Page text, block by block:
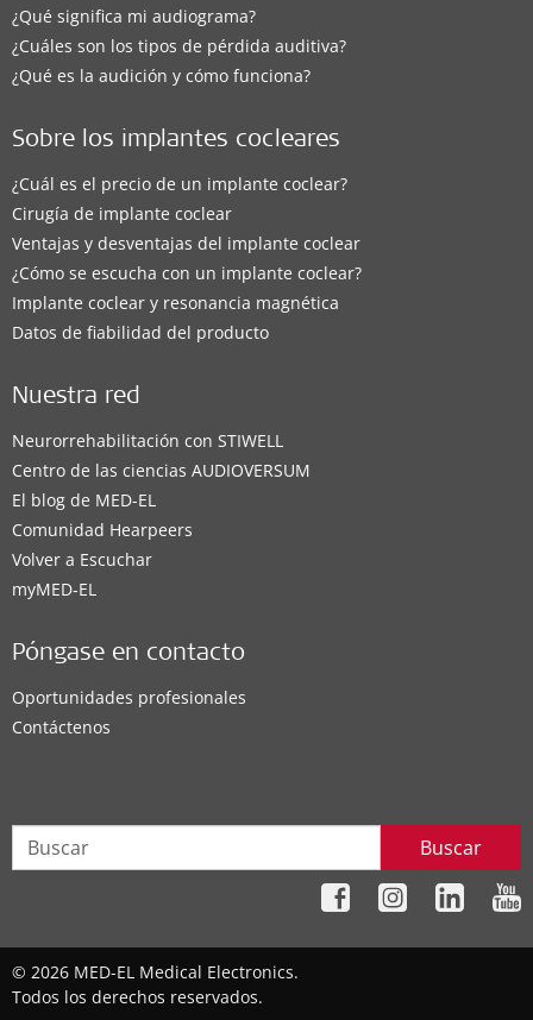
¿Qué significa mi audiograma?
¿Cuáles son los tipos de pérdida auditiva?
¿Qué es la audición y cómo funciona?
Sobre los implantes cocleares
¿Cuál es el precio de un implante coclear?
Cirugía de implante coclear
Ventajas y desventajas del implante coclear
¿Cómo se escucha con un implante coclear?
Implante coclear y resonancia magnética
Datos de fiabilidad del producto
Nuestra red
Neurorrehabilitación con STIWELL
Centro de las ciencias AUDIOVERSUM
El blog de MED-EL
Comunidad Hearpeers
Volver a Escuchar
myMED‑EL
Póngase en contacto
Oportunidades profesionales
Contáctenos
Buscar
© 2026 MED-EL Medical Electronics.
Todos los derechos reservados.